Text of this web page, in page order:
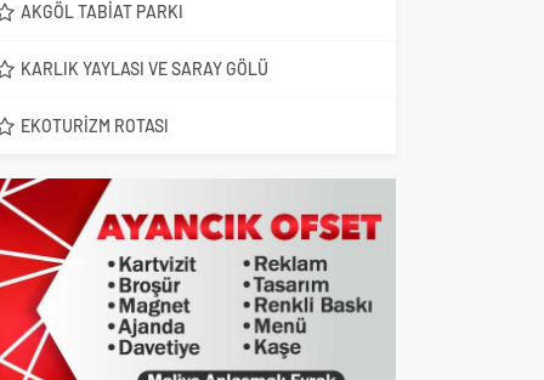
AKGÖL TABIAT PARKI
KARLIK YAYLASI VE SARAY GÖLÜ
EKOTURIZM ROTASI